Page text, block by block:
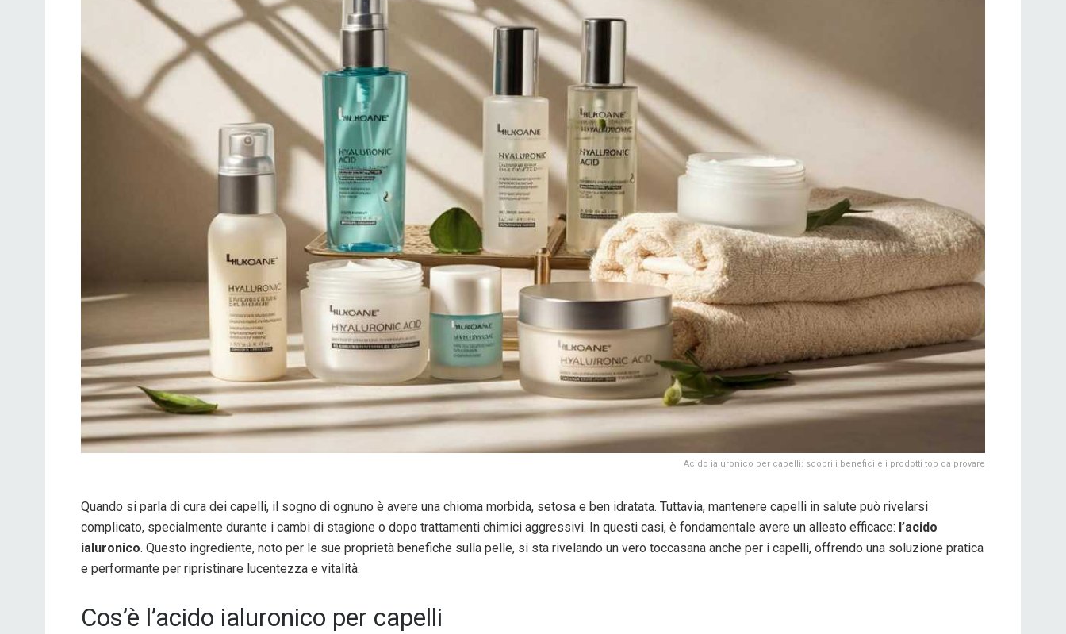
Acido ialuronico per capelli: scopri i benefici e i prodotti top da provare
Quando si parla di cura dei capelli, il sogno di ognuno è avere una chioma morbida, setosa e ben idratata. Tuttavia, mantenere capelli in salute può rivelarsi
complicato, specialmente durante i cambi di stagione o dopo trattamenti chimici aggressivi. In questi casi, è fondamentale avere un alleato efficace: l’acido
ialuronico. Questo ingrediente, noto per le sue proprietà benefiche sulla pelle, si sta rivelando un vero toccasana anche per i capelli, offrendo una soluzione pratica
e performante per ripristinare lucentezza e vitalità.
Cos’è l’acido ialuronico per capelli